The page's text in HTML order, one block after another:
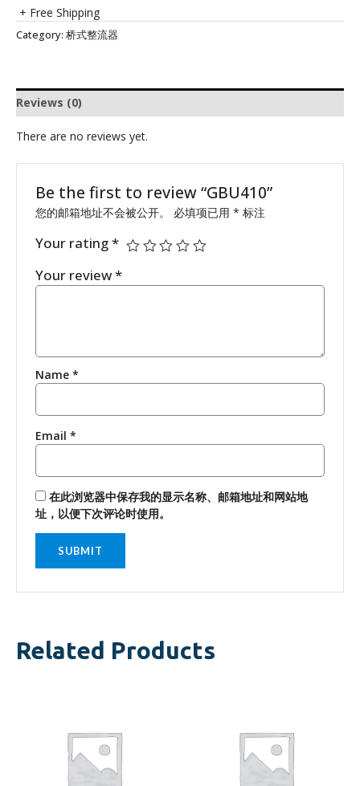
+ Free Shipping
Category: 桥式整流器
Reviews (0)
There are no reviews yet.
Be the first to review “GBU410”
您的邮箱地址不会被公开。 必填项已用* 标注
Your rating*
Your review*
Name*
Email*
在此浏览器中保存我的显示名称、邮箱地址和网站地
址，以便下次评论时使用。
Related Products